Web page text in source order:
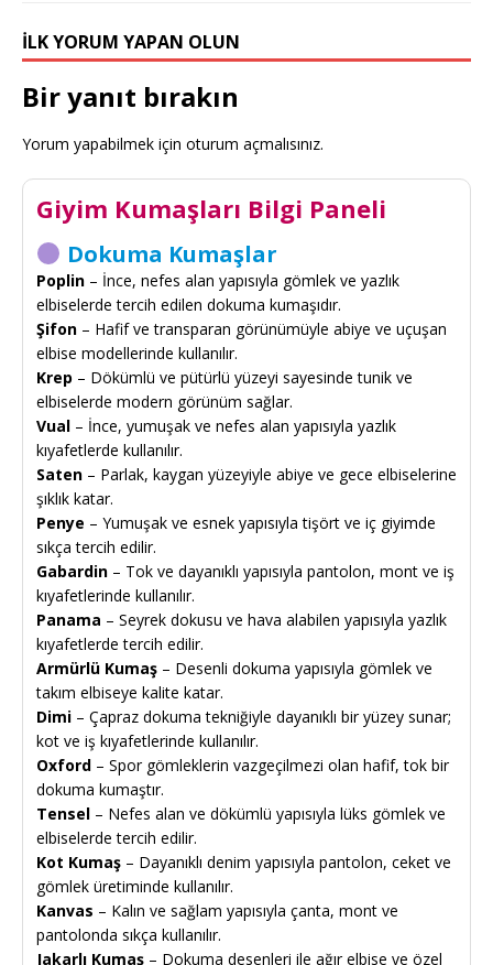
İLK YORUM YAPAN OLUN
Bir yanıt bırakın
Yorum yapabilmek için oturum açmalısınız.
Giyim Kumaşları Bilgi Paneli
Dokuma Kumaşlar
Poplin – İnce, nefes alan yapısıyla gömlek ve yazlık
elbiselerde tercih edilen dokuma kumaşıdır.
Şifon – Hafif ve transparan görünümüyle abiye ve uçuşan
elbise modellerinde kullanılır.
Krep – Dökümlü ve pütürlü yüzeyi sayesinde tunik ve
elbiselerde modern görünüm sağlar.
Vual – İnce, yumuşak ve nefes alan yapısıyla yazlık
kıyafetlerde kullanılır.
Saten – Parlak, kaygan yüzeyiyle abiye ve gece elbiselerine
şıklık katar.
Penye – Yumuşak ve esnek yapısıyla tişört ve iç giyimde
sıkça tercih edilir.
Gabardin – Tok ve dayanıklı yapısıyla pantolon, mont ve iş
kıyafetlerinde kullanılır.
Panama – Seyrek dokusu ve hava alabilen yapısıyla yazlık
kıyafetlerde tercih edilir.
Armürlü Kumaş – Desenli dokuma yapısıyla gömlek ve
takım elbiseye kalite katar.
Dimi – Çapraz dokuma tekniğiyle dayanıklı bir yüzey sunar;
kot ve iş kıyafetlerinde kullanılır.
Oxford – Spor gömleklerin vazgeçilmezi olan hafif, tok bir
dokuma kumaştır.
Tensel – Nefes alan ve dökümlü yapısıyla lüks gömlek ve
elbiselerde tercih edilir.
Kot Kumaş – Dayanıklı denim yapısıyla pantolon, ceket ve
gömlek üretiminde kullanılır.
Kanvas – Kalın ve sağlam yapısıyla çanta, mont ve
pantolonda sıkça kullanılır.
Jakarlı Kumaş – Dokuma desenleri ile ağır elbise ve özel